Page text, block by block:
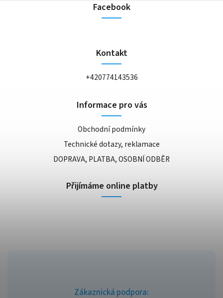
Zákaznická podpora:
Facebook
Kontakt
+420774143536
Informace pro vás
Obchodní podmínky
Technické dotazy, reklamace
DOPRAVA, PLATBA, OSOBNÍ ODBĚR
Přijímáme online platby